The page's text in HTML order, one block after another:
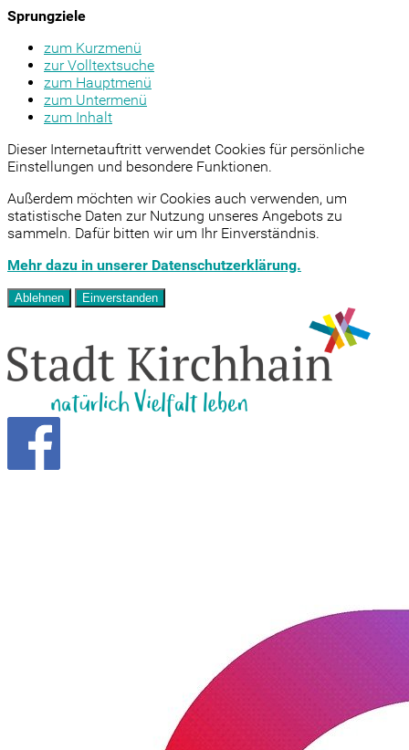
Sprungziele
zum Kurzmenü
zur Volltextsuche
zum Hauptmenü
zum Untermenü
zum Inhalt
Dieser Internetauftritt verwendet Cookies für persönliche
Einstellungen und besondere Funktionen.
Außerdem möchten wir Cookies auch verwenden, um
statistische Daten zur Nutzung unseres Angebots zu
sammeln. Dafür bitten wir um Ihr Einverständnis.
Mehr dazu in unserer Datenschutzerklärung.
Ablehnen Einverstanden